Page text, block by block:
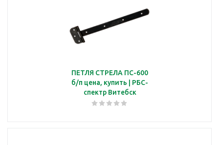
ПЕТЛЯ СТРЕЛА ПС-600
б/п цена, купить | РБС-
спектр Витебск